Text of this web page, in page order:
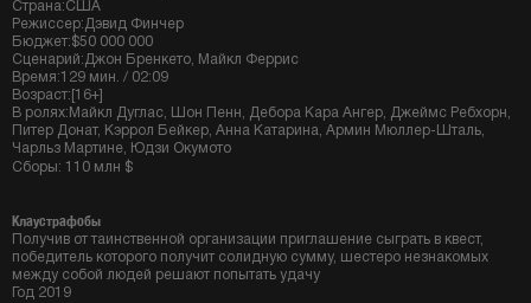
Страна:США
Режиссер:Дэвид Финчер
Бюджет:$50 000 000
Сценарий:Джон Бренкето, Майкл Феррис
Время:129 мин. / 02:09
Возраст:[16+]
В ролях:Майкл Дуглас, Шон Пенн, Дебора Кара Ангер, Джеймс Ребхорн,
Питер Донат, Кэррол Бейкер, Анна Катарина, Армин Мюллер-Шталь,
Чарльз Мартине, Юдзи Окумото
Сборы: 110 млн $
Клаустрафобы
Получив от таинственной организации приглашение сыграть в квест,
победитель которого получит солидную сумму, шестеро незнакомых
между собой людей решают попытать удачу
Год 2019